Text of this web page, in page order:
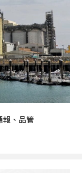
報、品管